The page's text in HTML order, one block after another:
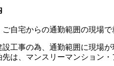
自宅からの通勤範囲の現場で
工事の為、通勤範囲に現場
は、マンスリーマンション